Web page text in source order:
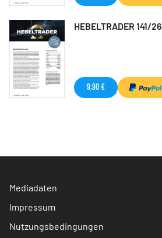
HEBELTRADER 141/26
9,90 €
Mediadaten
Impressum
Nutzungsbedingungen